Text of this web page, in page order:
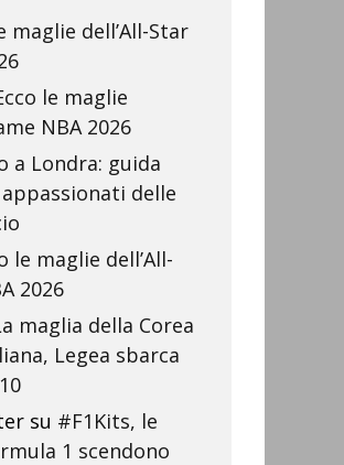
maglie dell’All-Star
le maglie
NBA 2026
a Londra: guida
delle
le maglie dell’All-
2026
maglia della Corea
Legea sbarca
su #F1Kits, le
1 scendono